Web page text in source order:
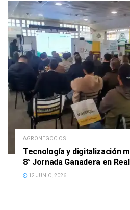
AGRONEGOCIOS
Tecnología y digitalización
8° Jornada Ganadera en
12 JUNIO, 2026